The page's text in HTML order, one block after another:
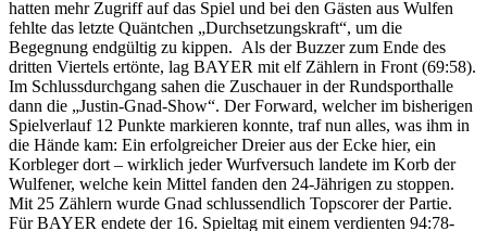
hatten mehr Zugriff auf das Spiel und bei den Gästen aus Wulfen
fehlte das letzte Quäntchen „Durchsetzungskraft“, um die
Begegnung endgültig zu kippen. Als der Buzzer zum Ende des
dritten Viertels ertönte, lag BAYER mit elf Zählern in Front (69:58).
Im Schlussdurchgang sahen die Zuschauer in der Rundsporthalle
dann die „Justin-Gnad-Show“. Der Forward, welcher im bisherigen
Spielverlauf 12 Punkte markieren konnte, traf nun alles, was ihm in
die Hände kam: Ein erfolgreicher Dreier aus der Ecke hier, ein
Korbleger dort – wirklich jeder Wurfversuch landete im Korb der
Wulfener, welche kein Mittel fanden den 24-Jährigen zu stoppen.
Mit 25 Zählern wurde Gnad schlussendlich Topscorer der Partie.
Für BAYER endete der 16. Spieltag mit einem verdienten 94:78-